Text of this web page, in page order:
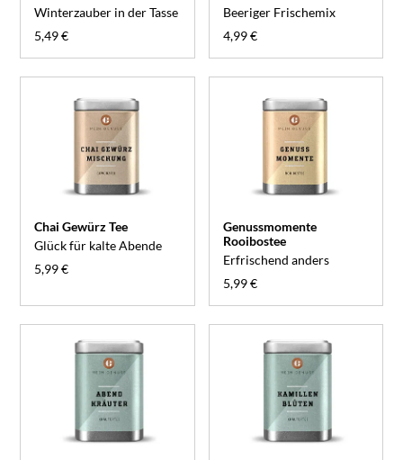
Winterzauber in der Tasse
5,49 €
Beeriger Frischemix
4,99 €
Chai Gewürz Tee
Glück für kalte Abende
5,99 €
Genussmomente
Rooibostee
Erfrischend anders
5,99 €